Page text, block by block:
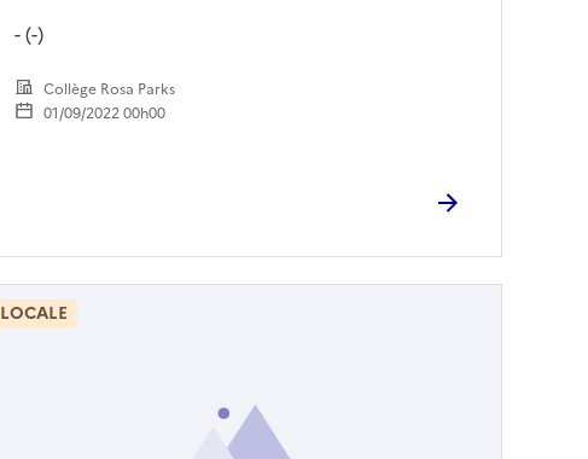
- (-)
Collège Rosa Parks
01/09/2022 00h00
LOCALE